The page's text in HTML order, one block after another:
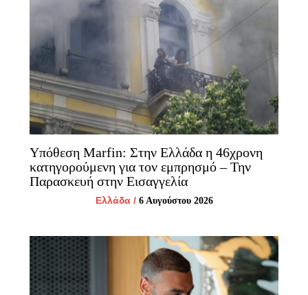
Υπόθεση Marfin: Στην Ελλάδα η 46χρονη
κατηγορούμενη για τον εμπρησμό – Την
Παρασκευή στην Εισαγγελία
Ελλάδα/ 6 Αυγούστου 2026